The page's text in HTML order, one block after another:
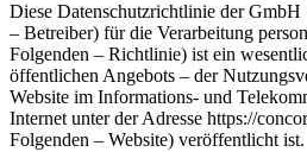
Diese Datenschutzrichtlinie der
– Betreiber) für die Verarbeitung
Folgenden – Richtlinie) ist ein
öffentlichen Angebots – der
Website im Informations- und
Internet unter der Adresse https://
Folgenden – Website) veröffentlicht ist.